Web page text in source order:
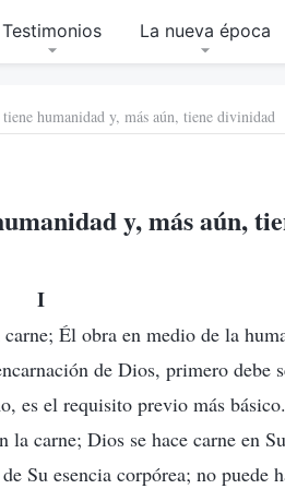
Testimonios La nueva época
humanidad y, más aún, tiene divinidad
y, más aún,
I
Él obra en medio de la
de Dios, primero debe
es el requisito previo más
carne; Dios se hace carne en
Su esencia corpórea; no puede